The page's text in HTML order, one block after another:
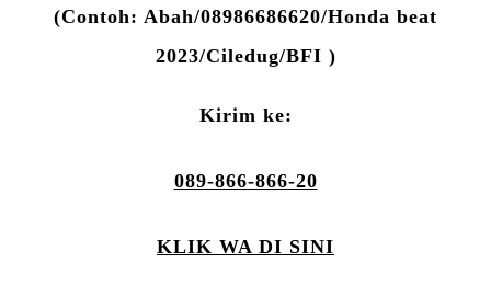
(Contoh: Abah/08986686620/Honda beat
2023/Ciledug/BFI )
Kirim ke:
089-866-866-20
KLIK WA DI SINI